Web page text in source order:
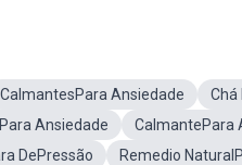
CalmantesPara Ansiedade Chá
Ansiedade CalmantePara
DePressão Remedio